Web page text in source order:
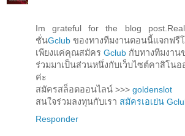
Im grateful for the blog
ชั่นGclub ของทางทีมงานตอนนี้แจกฟรี
เพียงแค่คุณสมัคร Gclub กับทางทีมงาน
ร่วมมาเป็นส่วนหนึ่งกับเว็บไซต์คาสิโนอ
ค่ะ
สมัครสล็อตออนไลน์ >>> goldenslot
สนใจร่วมลงทุนกับเรา สมัครเอเย่น
Responder